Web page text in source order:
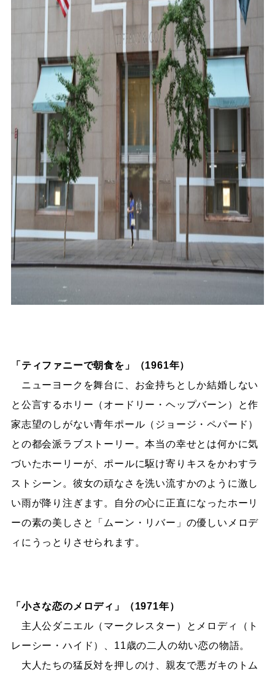
「ティファニーで朝食を」（1961年）
ニューヨークを舞台に、お金持ちとしか結婚しない
と公言するホリー（オードリー・ヘップバーン）と作
家志望のしがない青年ポール（ジョージ・ペパード）
との都会派ラブストーリー。本当の幸せとは何かに気
づいたホーリーが、ポールに駆け寄りキスをかわすラ
ストシーン。彼女の頑なさを洗い流すかのように激し
い雨が降り注ぎます。自分の心に正直になったホーリ
ーの素の美しさと「ムーン・リバー」の優しいメロデ
ィにうっとりさせられます。
「小さな恋のメロディ」（1971年）
主人公ダニエル（マークレスター）とメロディ（ト
レーシー・ハイド）、11歳の二人の幼い恋の物語。
大人たちの猛反対を押しのけ、親友で悪ガキのトム